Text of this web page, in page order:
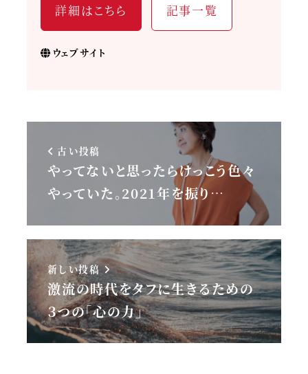
詳細はこちら 記事一覧
ウェブサイト
古い投稿
やってないと思ったらけっこう色々
やっていた。2021年を振り…
新しい投稿
激流の時代をタフに生きるための
３つの「心の力」